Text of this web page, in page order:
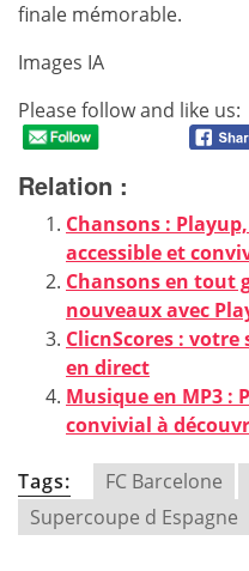
finale mémorable.
Images IA
Please follow and like us:
Relation :
Chansons :
accessible et
Chansons en tout
nouveaux avec
ClicnScores :
en direct
Musique en MP3 :
convivial à
Tags: FC Barcelone
Supercoupe d Espagne